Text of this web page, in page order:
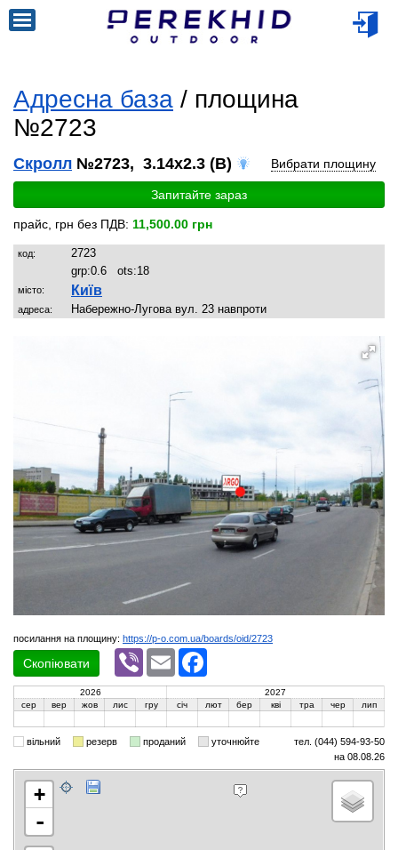
Адресна база / площина
№2723
Скролл №2723, 3.14x2.3 (B) Вибрати площину
Запитайте зараз
прайс, грн без ПДВ: 11,500.00 грн
код:
2723
grp:0.6 ots:18
місто: Київ
адреса: Набережно-Лугова вул. 23 навпроти
посилання на площину: https://p-o.com.ua/boards/oid/2723
Скопіювати
Viber Email
2026
2027
сер
вер жов лис гру січ лют бер кві тра чер лип
вільний резерв проданий уточнюйте
тел. (044) 594-93-50
на 08.08.26
+
-